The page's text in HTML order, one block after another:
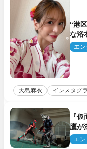
“港
な浴
エン
大島麻衣 インスタグ
『仮
鷹が
エン